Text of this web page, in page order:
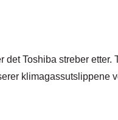
Toshiba streber
klimagassutslippene